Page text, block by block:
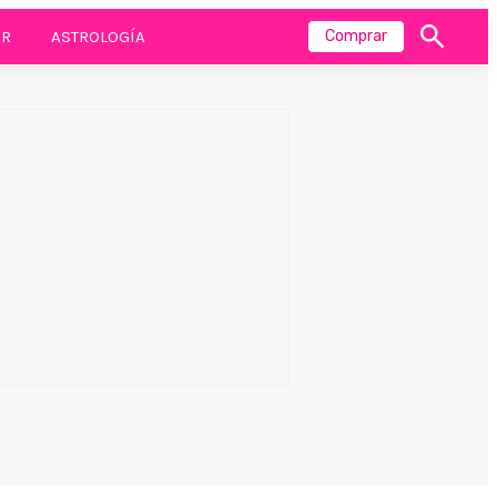
ASTROLOGÍA Comprar
Mostrar